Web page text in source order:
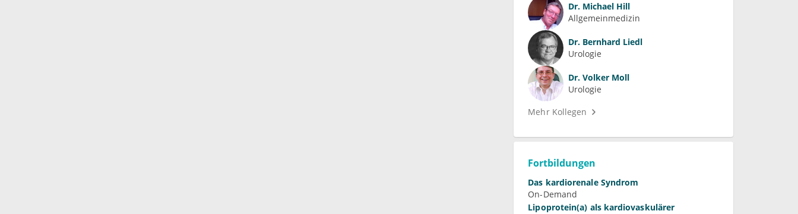
Dr. Michael Hill
Allgemeinmedizin
Dr. Bernhard Liedl
Urologie
Dr. Volker Moll
Urologie
Mehr Kollegen
Fortbildungen
Das kardiorenale Syndrom
On-Demand
Lipoprotein(a) als kardiovaskulärer